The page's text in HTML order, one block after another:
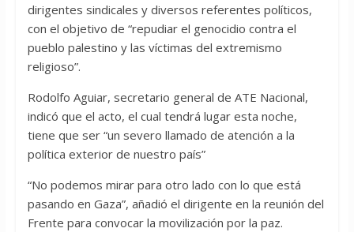
dirigentes sindicales y diversos referentes políticos,
con el objetivo de “repudiar el genocidio contra el
pueblo palestino y las víctimas del extremismo
religioso”.
Rodolfo Aguiar, secretario general de ATE Nacional,
indicó que el acto, el cual tendrá lugar esta noche,
tiene que ser “un severo llamado de atención a la
política exterior de nuestro país”
“No podemos mirar para otro lado con lo que está
pasando en Gaza”, añadió el dirigente en la reunión del
Frente para convocar la movilización por la paz.